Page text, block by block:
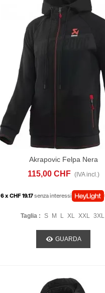
Akrapovic Felpa Nera
115,00 CHF (IVA incl.)
6 x CHF 19.17senza interessi
Taglia : S M L XL XXL 3XL
GUARDA